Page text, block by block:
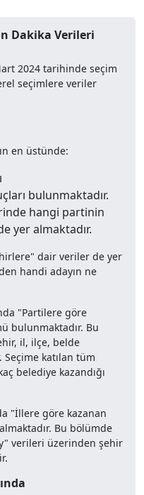
Dakika Verileri
2024 tarihinde seçim
seçimlere veriler
en üstünde:
bulunmaktadır.
hangi partinin
yer almaktadır.
dair veriler de yer
handi adayın ne
"Partilere göre
bulunmaktadır. Bu
il, ilçe, belde
katılan tüm
belediye kazandığı
"İllere göre kazanan
Bu bölümde
verileri üzerinden şehir